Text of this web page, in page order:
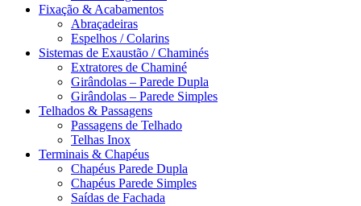
Fixação & Acabamentos
Abraçadeiras
Espelhos / Colarins
Sistemas de Exaustão / Chaminés
Extratores de Chaminé
Girândolas – Parede Dupla
Girândolas – Parede Simples
Telhados & Passagens
Passagens de Telhado
Telhas Inox
Terminais & Chapéus
Chapéus Parede Dupla
Chapéus Parede Simples
Saídas de Fachada